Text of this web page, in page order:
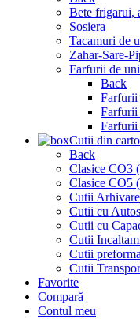
Bete frigarui,
Sosiera
Tacamuri de
Zahar-Sare-
Farfurii de
Back
Farfurii
Farfurii
Farfurii
Cutii din
Back
Clasice CO3
Clasice CO5
Cutii Arhivare
Cutii cu
Cutii cu
Cutii
Cutii
Cutii
Favorite
Compară
Contul meu